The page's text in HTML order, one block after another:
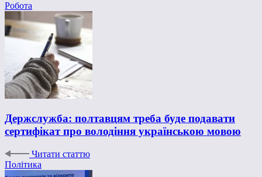
Робота
Держслужба: полтавцям треба буде подавати
сертифікат про володіння українською мовою
Читати статтю
Політика